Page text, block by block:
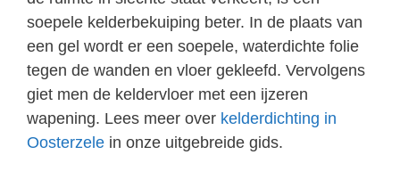
soepele kelderbekuiping beter. In de plaats van
een gel wordt er een soepele, waterdichte folie
tegen de wanden en vloer gekleefd. Vervolgens
giet men de keldervloer met een ijzeren
wapening. Lees meer over kelderdichting in
Oosterzele in onze uitgebreide gids.